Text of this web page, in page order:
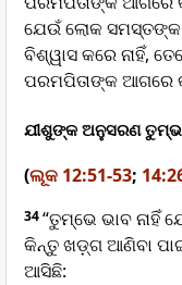
ଯେଉଁ ଲୋକ
ବିଶ୍ୱାସ କରେ ନାହିଁ,
ପରମପିତାଙ୍କ ଆଗରେ
ଯୀଶୁଙ୍କ ଅନୁସରଣ
(ଲୂକ 12:51-53;
34“ତୁମ୍ଭେ ଭାବ ନାହିଁ
କିନ୍ତୁ ଖ‌‌ଡ଼୍‌‌ଗ ଆଣିବା
ଆସିଛି: